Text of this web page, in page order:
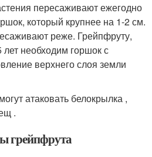
пересаживают ежегодно
который крупнее на 1-2 см.
реже. Грейпфруту,
необходим горшок с
верхнего слоя земли
атаковать белокрылка ,
.
грейпфрута